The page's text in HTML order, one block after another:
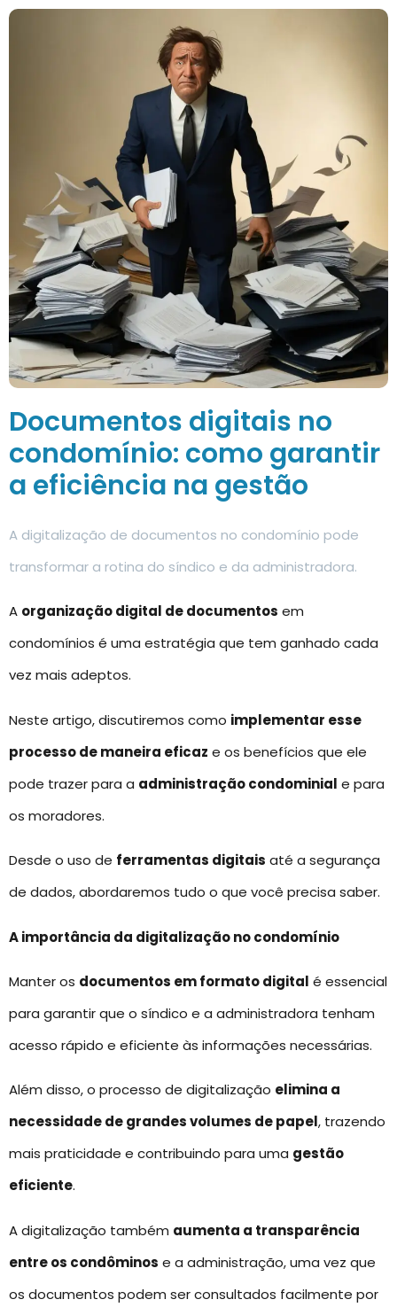
Documentos digitais no
condomínio: como garantir
a eficiência na gestão
A digitalização de documentos no condomínio pode
transformar a rotina do síndico e da administradora.
A organização digital de documentos em
condomínios é uma estratégia que tem ganhado cada
vez mais adeptos.
Neste artigo, discutiremos como implementar esse
processo de maneira eficaz e os benefícios que ele
pode trazer para a administração condominial e para
os moradores.
Desde o uso de ferramentas digitais até a segurança
de dados, abordaremos tudo o que você precisa saber.
A importância da digitalização no condomínio
Manter os documentos em formato digital é essencial
para garantir que o síndico e a administradora tenham
acesso rápido e eficiente às informações necessárias.
Além disso, o processo de digitalização elimina a
necessidade de grandes volumes de papel, trazendo
mais praticidade e contribuindo para uma gestão
eficiente.
A digitalização também aumenta a transparência
entre os condôminos e a administração, uma vez que
os documentos podem ser consultados facilmente por